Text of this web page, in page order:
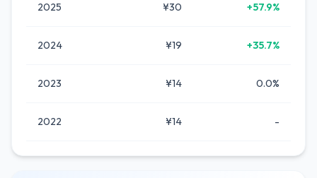
2025 ¥30 +57.9%
2024 ¥19 +35.7%
2023 ¥14 0.0%
2022 ¥14 -